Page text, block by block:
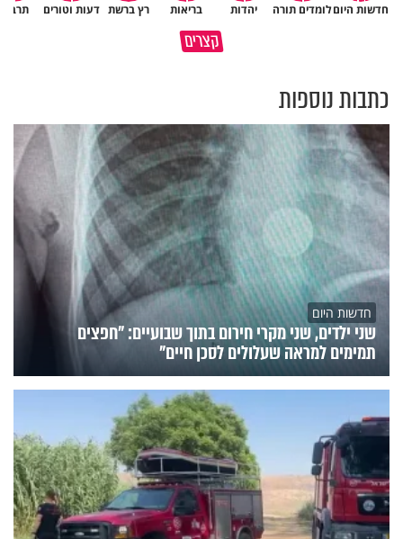
חדשות היוםלומדים תורה יהדות בריאות רץ ברשת דעות וטורים
קצריםברכה או קללה? הכל בידים שלנו
איך לשלוט בסיטואציה בצורה
כתבות נוספות
חדשות היום
שני ילדים, שני מקרי חירום בתוך שבועיים: "חפצים
תמימים למראה שעלולים לסכן חיים"